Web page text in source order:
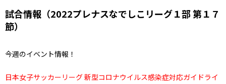
試合情報（2022プレナスなでしこリーグ１部 第１７
節）
今週のイベント情報！
日本女子サッカーリーグ 新型コロナウイルス感染症対応ガイドライ